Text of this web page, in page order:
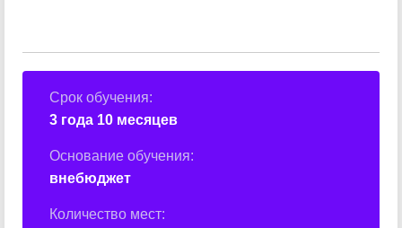
Срок обучения:
3 года 10 месяцев
Основание обучения:
внебюджет
Количество мест: